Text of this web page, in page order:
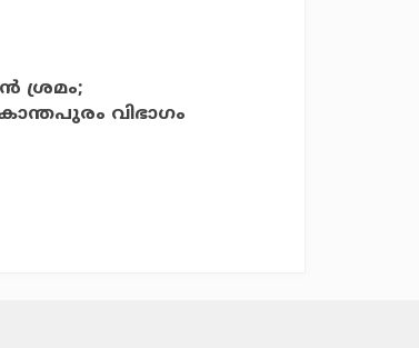
ശ്രമം;
വിഭാഗം